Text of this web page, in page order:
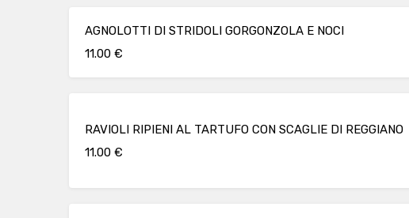
AGNOLOTTI DI STRIDOLI GORGONZOLA E NOCI
11.00 €
RAVIOLI RIPIENI AL TARTUFO CON SCAGLIE DI REGGIANO
11.00 €